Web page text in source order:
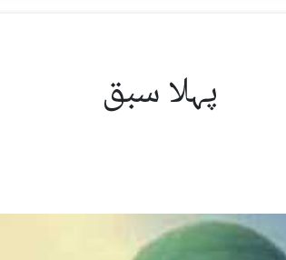
پہلا سبق